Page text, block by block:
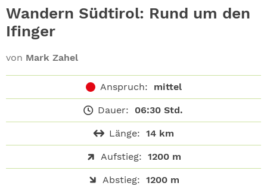
Wandern Südtirol: Rund um den
Ifinger
von Mark Zahel
Anspruch: mittel
Dauer: 06:30 Std.
Länge: 14 km
Aufstieg: 1200 m
Abstieg: 1200 m
GEWINNEN
NEWSLETTER
SHOP